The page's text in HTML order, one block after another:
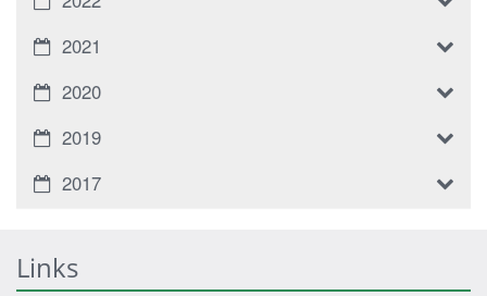
2021
2020
2019
2017
Links